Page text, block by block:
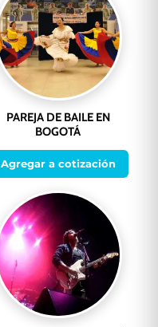
PAREJA DE BAILE EN
BOGOTÁ
Agregar a cotización